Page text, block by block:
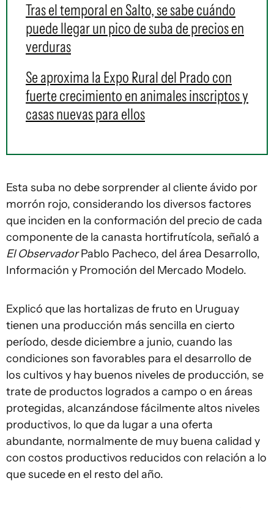
Tras el temporal en Salto, se sabe cuándo
puede llegar un pico de suba de precios en
verduras
Se aproxima la Expo Rural del Prado con
fuerte crecimiento en animales inscriptos y
casas nuevas para ellos
Esta suba no debe sorprender al cliente ávido por
morrón rojo, considerando los diversos factores
que inciden en la conformación del precio de cada
componente de la canasta hortifrutícola, señaló a
El ObservadorPablo Pacheco, del área Desarrollo,
Información y Promoción del Mercado Modelo.
Explicó que las hortalizas de fruto en Uruguay
tienen una producción más sencilla en cierto
período, desde diciembre a junio, cuando las
condiciones son favorables para el desarrollo de
los cultivos y hay buenos niveles de producción, se
trate de productos logrados a campo o en áreas
protegidas, alcanzándose fácilmente altos niveles
productivos, lo que da lugar a una oferta
abundante, normalmente de muy buena calidad y
con costos productivos reducidos con relación a lo
que sucede en el resto del año.